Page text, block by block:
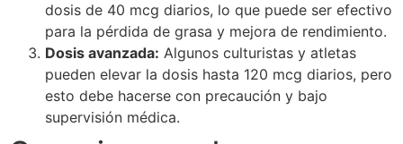
dosis de 40 mcg diarios, lo que puede ser efectivo
para la pérdida de grasa y mejora de rendimiento.
Dosis avanzada: Algunos culturistas y atletas
pueden elevar la dosis hasta 120 mcg diarios, pero
esto debe hacerse con precaución y bajo
supervisión médica.